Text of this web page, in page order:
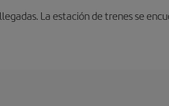
La estación de trenes se